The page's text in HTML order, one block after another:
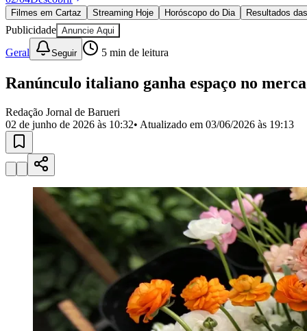
Política
Eleições
Esportes
Saúde
Segurança
Meio Ambiente
Educação
Bairros de Barueri
Selecione sua região
Aldeia da SerraAldeia de BarueriAlphavilleBairro Jubran
MilitarItapeviJandiraJardim AudirJardim BelvalJardim Califórnia
Jardim Maria HelenaJardim MutingaJardim ParaísoJardim
OsascoParque dos Camargos Parque ImperialParque Santa
Vila Engenho Novo Vila Nossa Sra. da EscadaVila
Para Sua Empresa
Anuncie no Portal
Guia de Empresas
Divulgar Vagas
Novo
Publicidade Legal
Filmes em Cartaz Streaming Hoje Horóscopo do Dia Resultados
Publicidade Anuncie Aqui
Geral Seguir 5 min de leitura
Ranúnculo italiano ganha espaço no
Redação Jornal de Barueri
02 de junho de 2026 às 10:32• Atualizado em 03/06/2026 às 19:13